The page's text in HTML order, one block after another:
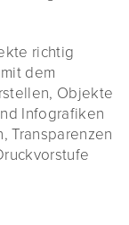
richtig
dem
Objekte
Infografiken
Transparenzen